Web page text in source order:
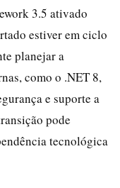
3.5 ativado
estiver em ciclo
planejar a
como o .NET 8,
e suporte a
pode
tecnológica